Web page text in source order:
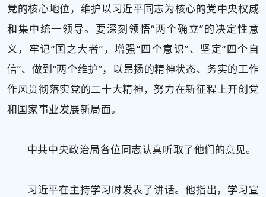
党的核心地位，维护以习近平同志为核心的党中央权威
和集中统一领导。要深刻领悟“两个确立”的决定性意
义，牢记“国之大者”，增强“四个意识”、坚定“四个自
信”、做到“两个维护”，以昂扬的精神状态、务实的工作
作风贯彻落实党的二十大精神，努力在新征程上开创党
和国家事业发展新局面。
中共中央政治局各位同志认真听取了他们的意见。
习近平在主持学习时发表了讲话。他指出，学习宣